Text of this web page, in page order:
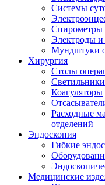
Системы
Спирометры
Электроды и
Мундштуки
Хирургия
Столы
Коагуляторы
Расходные
отделений
Эндоскопия
Гибкие
Медицинские